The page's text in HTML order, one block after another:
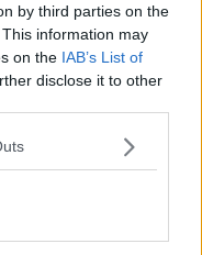
by third parties on the
information may
on the IAB’s List of
disclose it to other
premier Giorgia Meloni
di celebrare un vero e
- ha proseguito -
39 comuni montani.
per la montagna e poi
su altitudine e
poche ore dal voto in
ha affossato ogni
ha bisogno di
di immagine”, ha